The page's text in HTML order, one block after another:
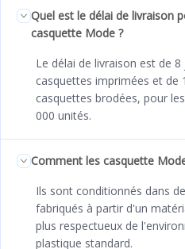
Quel est le délai de livraison
casquette Mode ?
Le délai de livraison est de
casquettes imprimées et de
casquettes brodées, pour
000 unités.
Comment les casquette
Ils sont conditionnés dans
fabriqués à partir d'un
plus respectueux de
plastique standard.